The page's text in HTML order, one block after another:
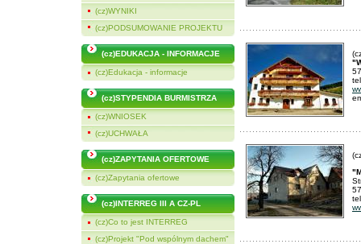
(cz)WYNIKI
(cz)PODSUMOWANIE PROJEKTU
(cz)EDUKACJA - INFORMACJE
(cz)Edukacja - informacje
(cz)STYPENDIA BURMISTRZA
(cz)WNIOSEK
(cz)UCHWAŁA
(cz)ZAPYTANIA OFERTOWE
(cz)Zapytania ofertowe
(cz)INTERREG III A CZ-PL
(cz)Co to jest INTERREG
(cz)Projekt "Pod wspólnym dachem"